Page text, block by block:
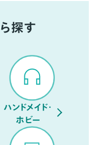
探す
ハンドメイド・
ホビー